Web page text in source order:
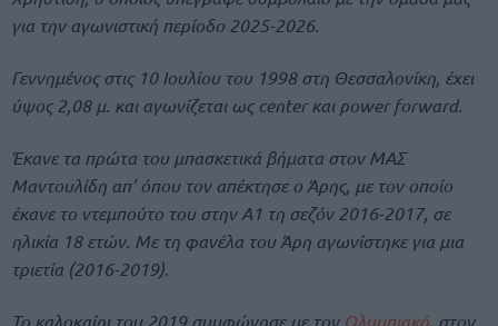
για την αγωνιστική περίοδο 2025-2026.
Γεννημένος στις 10 Ιουλίου του 1998 στη Θεσσαλονίκη, έχει
ύψος 2,08 μ. και αγωνίζεται ως center και power forward.
Έκανε τα πρώτα του μπασκετικά βήματα στον ΜΑΣ
Μαντουλίδη απ’ όπου τον απέκτησε ο Άρης, με τον οποίο
έκανε το ντεμπούτο του στην Α1 τη σεζόν 2016-2017, σε
ηλικία 18 ετών. Με τη φανέλα του Άρη αγωνίστηκε για μια
τριετία (2016-2019).